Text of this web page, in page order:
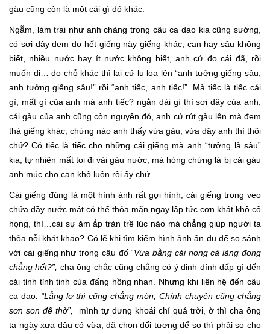
gàu cũng còn là một cái gì đó khác.
Ngẫm, làm trai như anh chàng trong câu ca dao kia cũng sướng,
có sợi dây đem đo hết giếng này giếng khác, cạn hay sâu không
biết, nhiều nước hay ít nước không biết, anh cứ đo cái đã, rồi
muốn đi… đo chỗ khác thì lại cứ lu loa lên “anh tưởng giếng sâu,
anh tưởng giếng sâu!” rồi “anh tiếc, anh tiếc!”. Mà tiếc là tiếc cái
gì, mất gì của anh mà anh tiếc? ngắn dài gì thì sợi dây của anh,
cái gàu của anh cũng còn nguyên đó, anh cứ rút gàu lên mà đem
thả giếng khác, chừng nào anh thấy vừa gàu, vừa dây anh thì thôi
chứ? Có tiếc là tiếc cho những cái giếng mà anh “tưởng là sâu”
kia, tự nhiên mất toi đi vài gàu nước, mà hỏng chừng là bị cái gàu
anh múc cho cạn khô luôn rồi ấy chứ.
Cái giếng đúng là một hình ảnh rất gợi hình, cái giếng trong veo
chứa đầy nước mát có thể thỏa mãn ngay lập tức cơn khát khô cổ
họng, thì…cái sự ăm ắp tràn trề lúc nào mà chẳng giúp người ta
thỏa nỗi khát khao? Có lẽ khi tìm kiếm hình ảnh ẩn dụ để so sánh
với cái giếng như trong câu đố “Vừa bằng cái nong cả làng đong
chẳng hết?”, cha ông chắc cũng chẳng có ý định dính dấp gì đến
cái tỉnh tỉnh tinh của đấng hồng nhan. Nhưng khi liên hệ đến câu
ca dao: “Lẳng lơ thì cũng chẳng mòn, Chính chuyên cũng chẳng
sơn son để thờ”,
mình tự dưng khoái chí quá trời, ờ thì cha ông
ta ngày xưa đâu có vừa, đã chọn đối tượng để so thì phải so cho